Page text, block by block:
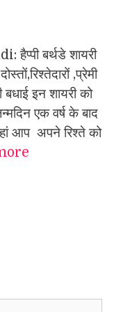
बर्थडे शायरी
,प्रेमी
इन शायरी को
एक वर्ष के बाद
आप अपने रिश्ते को